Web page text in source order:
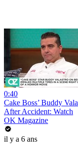
0:40
Cake Boss’ Buddy
After Accident: Watch
OK Magazine
il y a 6 ans